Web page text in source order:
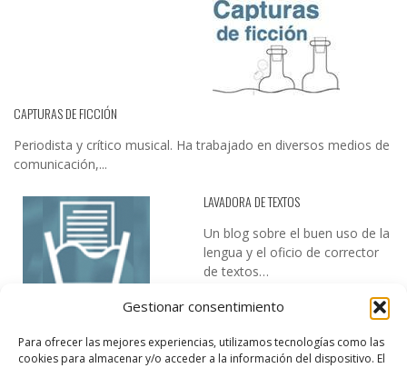
Gestionar consentimiento
Para ofrecer las mejores experiencias, utilizamos tecnologías como las
cookies para almacenar y/o acceder a la información del dispositivo. El
CAPTURAS DE FICCIÓN
Periodista y crítico musical. Ha trabajado en diversos medios de
comunicación,...
LAVADORA DE TEXTOS
Un blog sobre el buen uso de la
lengua y el oficio de corrector
de textos…